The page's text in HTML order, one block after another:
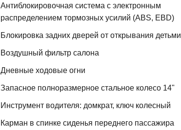
Антиблокировочная система с электронным
распределением тормозных усилий (ABS, EBD)
Блокировка задних дверей от открывания детьми
Воздушный фильтр салона
Дневные ходовые огни
Запасное полноразмерное стальное колесо 14"
Инструмент водителя: домкрат, ключ колесный
Карман в спинке сиденья переднего пассажира